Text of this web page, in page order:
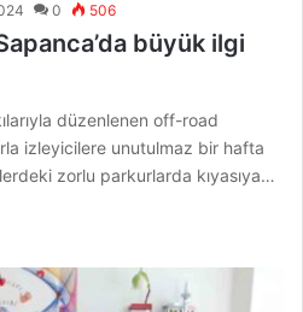
0 506
büyük ilgi
düzenlenen off-road
izleyicilere unutulmaz bir hafta
zorlu parkurlarda kıyasıya…